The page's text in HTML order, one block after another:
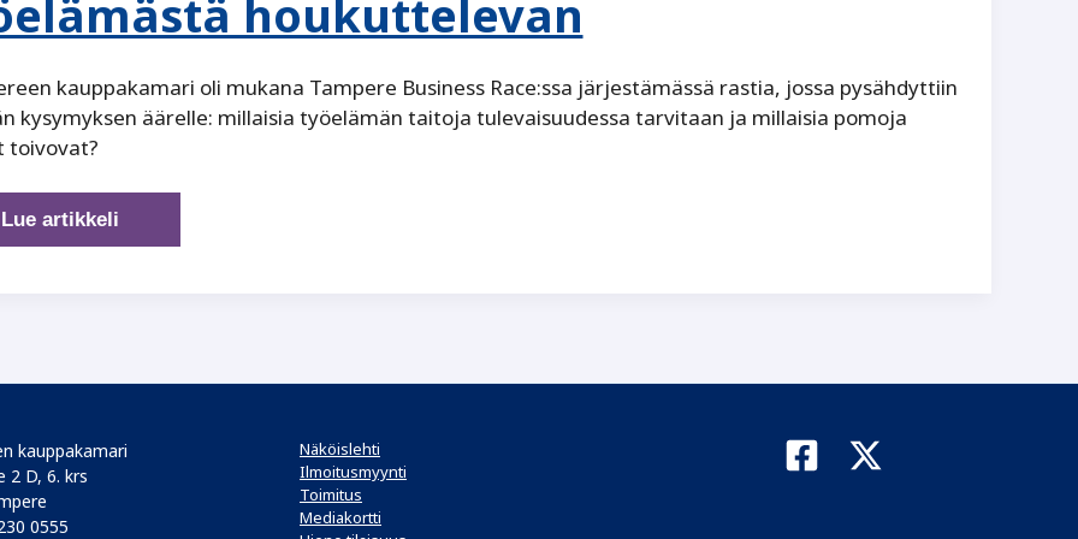
houkuttelevan
kauppakamari oli mukana Tampere Business Race:ssa järjestämässä rastia, jossa pysähdyttiin
kysymyksen äärelle: millaisia työelämän taitoja tulevaisuudessa tarvitaan ja millaisia pomoja
toivovat?
Nuorten
viesti
Lue artikkeli
kauppakamari
2 D, 6. krs
0555
Näköislehti
Ilmoitusmyynti
Toimitus
Mediakortti